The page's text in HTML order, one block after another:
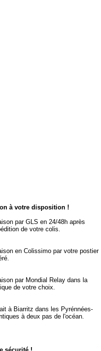
à votre disposition !
par GLS en 24/48h après
de votre colis.
en Colissimo par votre postier
par Mondial Relay dans la
de votre choix.
à Biarritz dans les Pyrénnées-
à deux pas de l'océan.